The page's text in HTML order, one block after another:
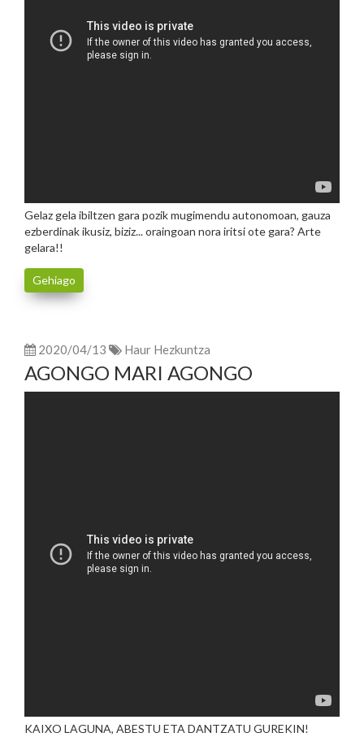
Gelaz gela ibiltzen gara pozik mugimendu autonomoan, gauza
ezberdinak ikusiz, biziz... oraingoan nora iritsi ote gara? Arte
gelara!!
Gehiago
2020/04/13 Haur Hezkuntza
AGONGO MARI AGONGO
KAIXO LAGUNA, ABESTU ETA DANTZATU GUREKIN!